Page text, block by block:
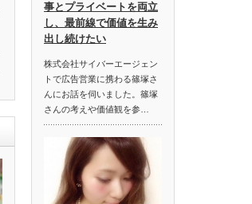
事とプライベートを両立
し、最前線で価値を生み
出し続けたい
株式会社サイバーエージェン
トで広告営業に携わる篠塚さ
んにお話を伺いました。篠塚
さんの考えや価値観を参…